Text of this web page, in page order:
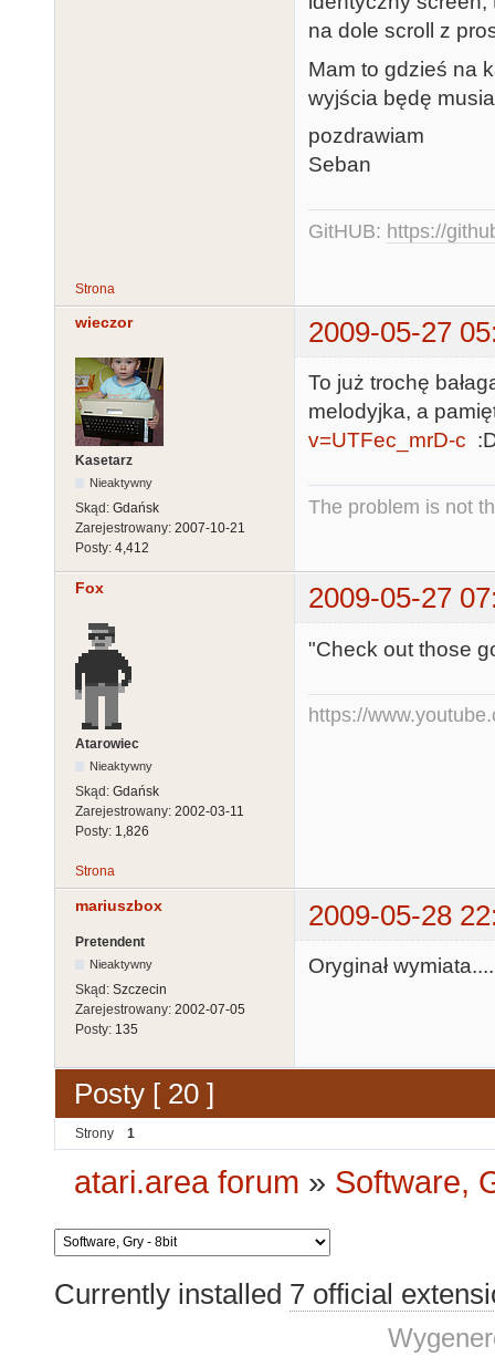
na dole scroll z
Mam to gdzieś na
wyjścia będę
pozdrawiam
Seban
GitHUB: https://
Strona
wieczor 2009-05-27
Kasetarz
Nieaktywny
Skąd: Gdańsk
Zarejestrowany: 2007-10-21
Posty: 4,412
To już trochę
melodyjka, a
v=UTFec_mrD-c
The problem is not
Fox 2009-05-27
Atarowiec
Nieaktywny
Skąd: Gdańsk
Zarejestrowany: 2002-03-11
Posty: 1,826
"Check out those
https://
Strona
mariuszbox 2009-05-28
Pretendent
Nieaktywny
Skąd: Szczecin
Zarejestrowany: 2002-07-05
Posty: 135
Oryginał
Posty [ 20 ]
Strony 1
atari.area forum » Software,
Currently installed 7 official